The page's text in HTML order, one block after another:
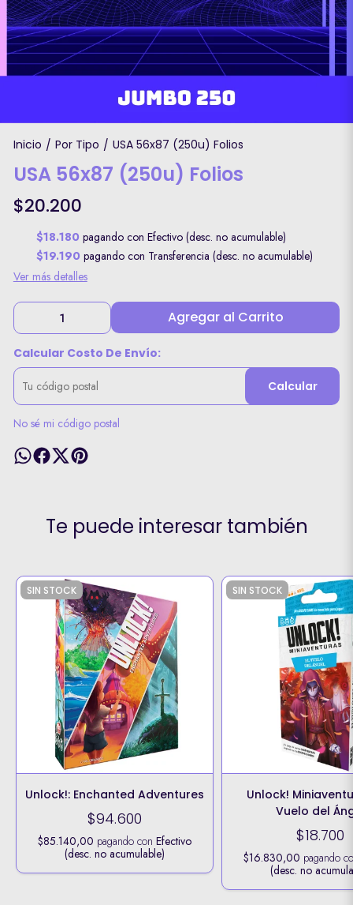
Inicio / Por Tipo / USA 56x87 (250u) Folios
USA 56x87 (250u) Folios
$20.200
$18.180 pagando con Efectivo (desc. no acumulable)
$19.190 pagando con Transferencia (desc. no acumulable)
Ver más detalles
Agregar al Carrito
Calcular Costo De Envío:
Calcular
No sé mi código postal
Te puede interesar también
SIN STOCK
Unlock!: Enchanted Adventures
$94.600
$85.140,00 pagando conEfectivo
(desc. no acumulable)
SIN STOCK
Unlock!
Vuelo del
$18.700
$16.830,00 pagando
(desc. no